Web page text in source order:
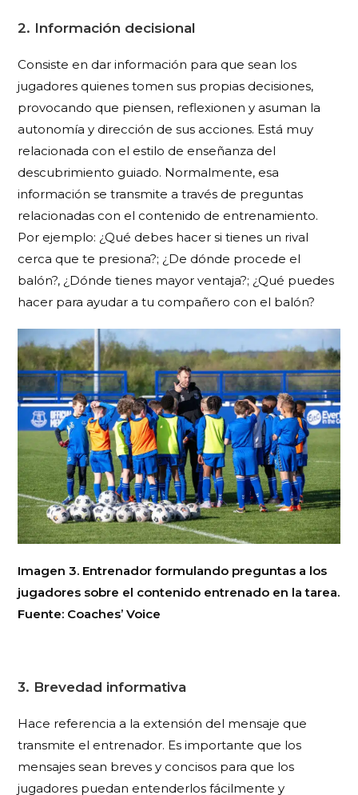
2. Información decisional
Consiste en dar información para que sean los
jugadores quienes tomen sus propias decisiones,
provocando que piensen, reflexionen y asuman la
autonomía y dirección de sus acciones. Está muy
relacionada con el estilo de enseñanza del
descubrimiento guiado. Normalmente, esa
información se transmite a través de preguntas
relacionadas con el contenido de entrenamiento.
Por ejemplo: ¿Qué debes hacer si tienes un rival
cerca que te presiona?; ¿De dónde procede el
balón?, ¿Dónde tienes mayor ventaja?; ¿Qué puedes
hacer para ayudar a tu compañero con el balón?
Imagen 3. Entrenador formulando preguntas a los
jugadores sobre el contenido entrenado en la tarea.
Fuente: Coaches’ Voice
3. Brevedad informativa
Hace referencia a la extensión del mensaje que
transmite el entrenador. Es importante que los
mensajes sean breves y concisos para que los
jugadores puedan entenderlos fácilmente y